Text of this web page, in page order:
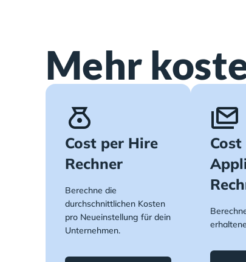
Mehr
Cost per Hire
Rechner
Berechne die
durchschnittlichen Kosten
pro Neueinstellung für dein
Unternehmen.